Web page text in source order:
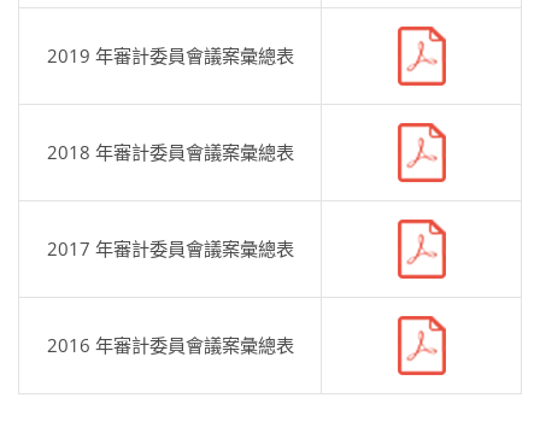
2019 年審計委員會議案彙總表
2018 年審計委員會議案彙總表
2017 年審計委員會議案彙總表
2016 年審計委員會議案彙總表